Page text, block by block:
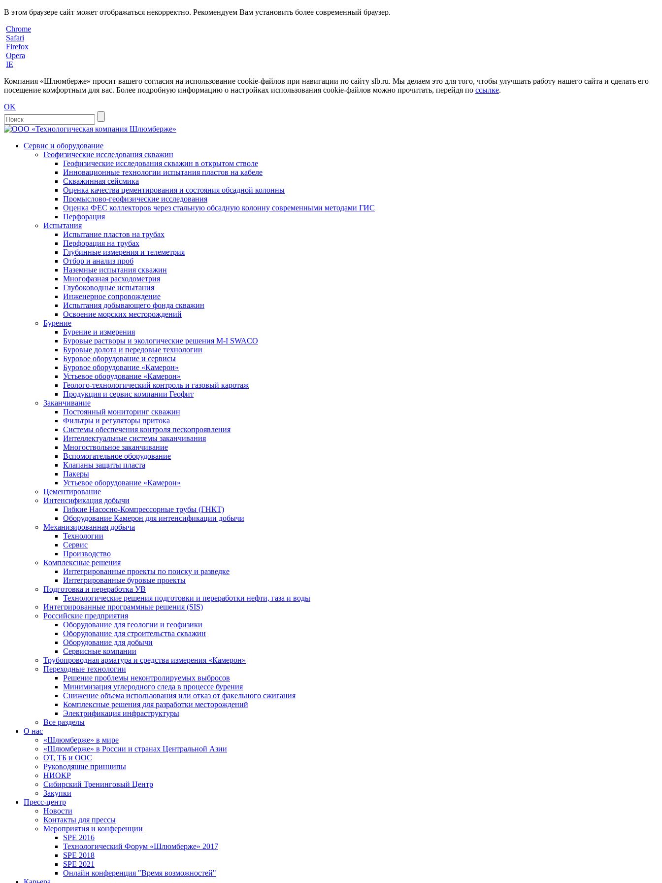
В этом браузере сайт может отображаться некорректно. Рекомендуем Вам установить более современный браузер.
Chrome
Safari
Firefox
Opera
IE
Компания «Шлюмберже» просит вашего согласия на использование cookie-файлов при навигации по сайту slb.ru. Мы делаем это для того, чтобы улучшать работу нашего сайта и сделать его
посещение комфортным для вас. Более подробную информацию о настройках использования cookie-файлов можно прочитать, перейдя по ссылке.
OK
Сервис и оборудование
Геофизические исследования скважин
Геофизические исследования скважин в открытом стволе
Инновационные технологии испытания пластов на кабеле
Скважинная сейсмика
Оценка качества цементирования и состояния обсадной колонны
Промыслово-геофизические исследования
Оценка ФЕС коллекторов через стальную обсадную колонну современными методами ГИС
Перфорация
Испытания
Испытание пластов на трубах
Перфорация на трубах
Глубинные измерения и телеметрия
Отбор и анализ проб
Наземные испытания скважин
Многофазная расходометрия
Глубоководные испытания
Инженерное сопровождение
Испытания добывающего фонда скважин
Освоение морских месторождений
Бурение
Бурение и измерения
Буровые растворы и экологические решения M-I SWACO
Буровые долота и передовые технологии
Буровое оборудование и сервисы
Буровое оборудование «Камерон»
Устьевое оборудование «Камерон»
Геолого-технологический контроль и газовый каротаж
Продукция и сервис компании Геофит
Заканчивание
Постоянный мониторинг скважин
Фильтры и регуляторы притока
Cистемы обеспечения контроля пескопроявления
Интеллектуальные системы заканчивания
Многоствольное заканчивание
Вспомогательное оборудование
Клапаны защиты пласта
Пакеры
Устьевое оборудование «Камерон»
Цементирование
Интенсификация добычи
Гибкие Насосно-Компрессорные трубы (ГНКТ)
Оборудование Камерон для интенсификации добычи
Механизированная добыча
Технологии
Сервис
Производство
Комплексные решения
Интегрированные проекты по поиску и разведке
Интегрированные буровые проекты
Подготовка и переработка УВ
Технологические решения подготовки и переработки нефти, газа и воды
Интегрированные программные решения (SIS)
Российские предприятия
Оборудование для геологии и геофизики
Оборудование для строительства скважин
Оборудование для добычи
Сервисные компании
Трубопроводная арматура и средства измерения «Камерон»
Переходные технологии
Решение проблемы неконтролируемых выбросов
Минимизация углеродного следа в процессе бурения
Снижение объема использования или отказ от факельного сжигания
Комплексные решения для разработки месторождений
Электрификация инфраструктуры
Все разделы
О нас
«Шлюмберже» в мире
«Шлюмберже» в России и странах Центральной Азии
ОТ, ТБ и ООС
Руководящие принципы
НИОКР
Сибирский Тренинговый Центр
Закупки
Пресс-центр
Новости
Контакты для прессы
Мероприятия и конференции
SPE 2016
Технологический Форум «Шлюмберже» 2017
SPE 2018
SPE 2021
Онлайн конференция "Время возможностей"